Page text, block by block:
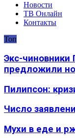
Новости
ТВ Онлайн
Контакты
Топ
Экс-
предложили
Пилипсон:
Число
Мухи в еде и